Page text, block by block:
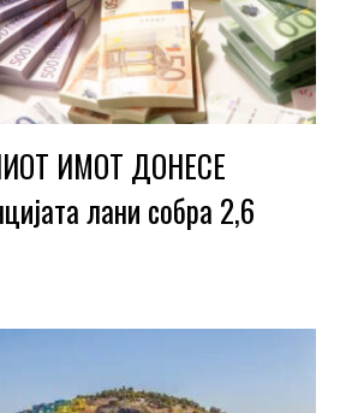
ИМОТ ДОНЕСЕ
лани собра 2,6